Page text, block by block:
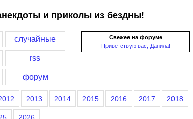
и приколы из бездны!
Свежее на форуме
Приветствую вас, Данила!
случайные
rss
форум
2013 2014 2015 2016 2017 2018